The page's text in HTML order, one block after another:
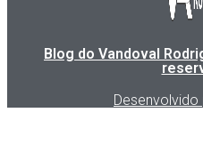
Blog do Vandoval
Desenvolvido